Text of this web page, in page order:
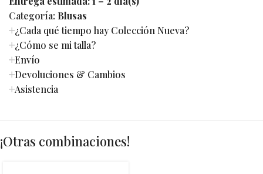
Categoría: Blusas
¿Cada qué tiempo hay Colección Nueva?
¿Cómo se mi talla?
Envío
Devoluciones & Cambios
Asistencia
¡Otras combinaciones!